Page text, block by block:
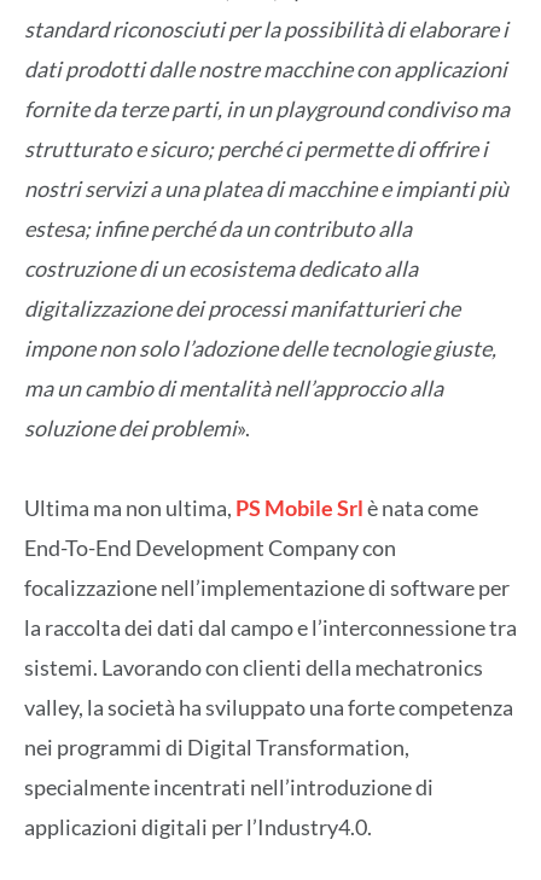
standard riconosciuti per la possibilità di elaborare i
dati prodotti dalle nostre macchine con applicazioni
fornite da terze parti, in un playground condiviso ma
strutturato e sicuro; perché ci permette di offrire i
nostri servizi a una platea di macchine e impianti più
estesa; infine perché da un contributo alla
costruzione di un ecosistema dedicato alla
digitalizzazione dei processi manifatturieri che
impone non solo l’adozione delle tecnologie giuste,
ma un cambio di mentalità nell’approccio alla
soluzione dei problemi».
Ultima ma non ultima, PS Mobile Srlè nata come
End-To-End Development Company con
focalizzazione nell’implementazione di software per
la raccolta dei dati dal campo e l’interconnessione tra
sistemi. Lavorando con clienti della mechatronics
valley, la società ha sviluppato una forte competenza
nei programmi di Digital Transformation,
specialmente incentrati nell’introduzione di
applicazioni digitali per l’Industry4.0.